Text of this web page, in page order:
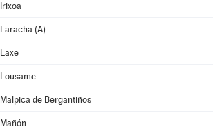
Irixoa
Laracha (A)
Laxe
Lousame
Malpica de Bergantiños
Mañón